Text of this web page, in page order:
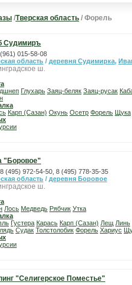
/Тверская область / Форель
Судимиръ
(961) 015-58-08
область / деревня Судимирка,
ш.
Глухарь Заяц-беляк Заяц-русак
Карп (Сазан) Окунь Осетр Форель Щука
"Боровое"
8 (495) 972-54-50, 8 (495) 778-35-35
область / деревня Боровое
ш.
Лось Медведь Рябчик Утка
Густера Карась Карп (Сазан) Лещ Линь
Судак Толстолобик Форель Хариус
"Селигерское Поместье"